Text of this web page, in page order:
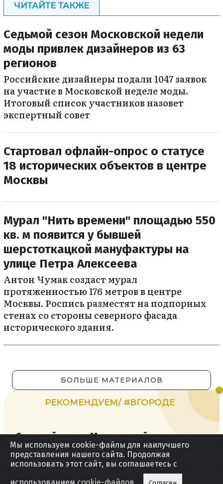
ЧИТАЙТЕ ТАКЖЕ
Седьмой сезон Московской недели
моды привлек дизайнеров из 63
регионов
Российские дизайнеры подали 1047 заявок
на участие в Московской неделе моды.
Итоговый список участников назовет
экспертный совет
Стартовал офлайн-опрос о статусе
18 исторических объектов в центре
Москвы
Мурал "Нить времени" площадью 550
кв. м появится у бывшей
шерстоткацкой мануфактуры на
улице Петра Алексеева
Антон Чумак создаст мурал
протяженностью 176 метров в центре
Москвы. Роспись разместят на подпорных
стенах со стороны северного фасада
исторического здания.
БОЛЬШЕ МАТЕРИАЛОВ
РЕКОМЕНДУЕМ/ #ВГОРОДЕ
Седьмой сезон Московской недели
моды привлек дизайнеров из 63
регионов
Мы используем cookie-файлы для наилучшего
представления нашего сайта. Продолжая
использовать этот сайт, вы соглашаетесь с